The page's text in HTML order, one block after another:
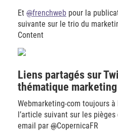
Et @frenchweb pour la
suivante sur le trio du
Content
Liens partagés sur
thématique marketing
Webmarketing-com toujours à
l’article suivant sur les
email par @CopernicaFR